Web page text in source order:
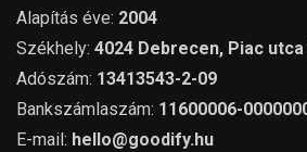
Alapítás éve: 2004
Székhely: 4024 Debrecen, Piac utca
Adószám: 13413543-2-09
Bankszámlaszám: 11600006-
E-mail: hello@goodify.hu